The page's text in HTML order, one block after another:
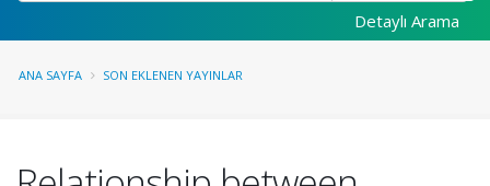
Detaylı Arama
ANA SAYFA SON EKLENEN YAYINLAR